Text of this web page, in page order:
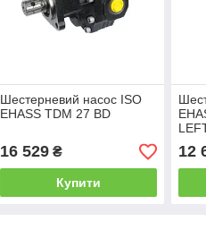
Шестерневий насос ISO
EHASS TDM 27 BD
16 529₴
Купити
см3)
12